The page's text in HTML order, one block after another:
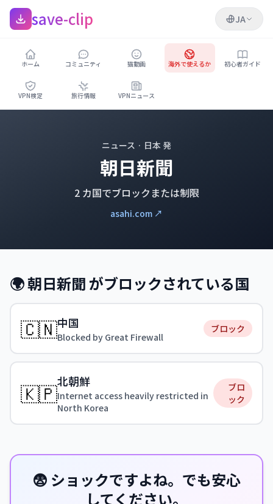
save-clip JA
ホーム コミュニティ 猫動画 海外で使えるか 初心者ガイド
VPN検定 旅行情報 VPNニュース
ニュース · 日本 発
朝日新聞
2 カ国でブロックまたは制限
asahi.com ↗
🌍 朝日新聞 がブロックされている国
🇨🇳中国
Blocked by Great Firewall
ブロック
🇰🇵北朝鮮
Internet access heavily restricted in
North Korea
ブロ
ック
😨 ショックですよね。でも安心
してください。